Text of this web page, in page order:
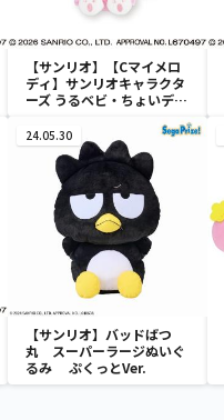
【サンリオ】【Cマイメロ
ディ】サンリオキャラクタ
ーズ うるベビ・ちょいデカ
24.05.30
【サンリオ】バッドばつ
丸 スーパーラージぬいぐ
るみ ぷくっとVer.